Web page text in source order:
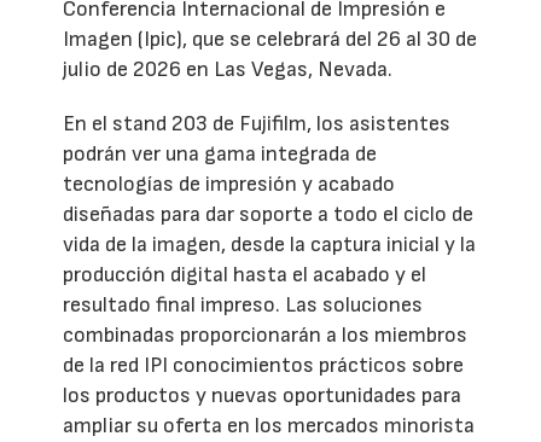
Conferencia Internacional de Impresión e
Imagen (Ipic), que se celebrará del 26 al 30 de
julio de 2026 en Las Vegas, Nevada.
En el stand 203 de Fujifilm, los asistentes
podrán ver una gama integrada de
tecnologías de impresión y acabado
diseñadas para dar soporte a todo el ciclo de
vida de la imagen, desde la captura inicial y la
producción digital hasta el acabado y el
resultado final impreso. Las soluciones
combinadas proporcionarán a los miembros
de la red IPI conocimientos prácticos sobre
los productos y nuevas oportunidades para
ampliar su oferta en los mercados minorista